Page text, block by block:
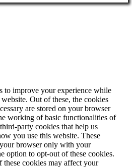
to improve your experience while
Out of these, the cookies
are stored on your browser
working of basic functionalities of
party cookies that help us
you use this website. These
browser only with your
option to opt-out of these cookies.
cookies may affect your